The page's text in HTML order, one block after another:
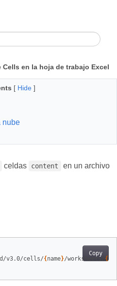
en la hoja de trabajo Excel
[ Hide ]
nube
celdas content
en un archivo
Copy
v3.0/cells/{ name}/worksheets/ {